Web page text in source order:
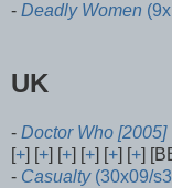
- Deadly Women
UK
- Doctor Who [2005]
[+] [+] [+] [+] [+] [+]
- Casualty(30x09/